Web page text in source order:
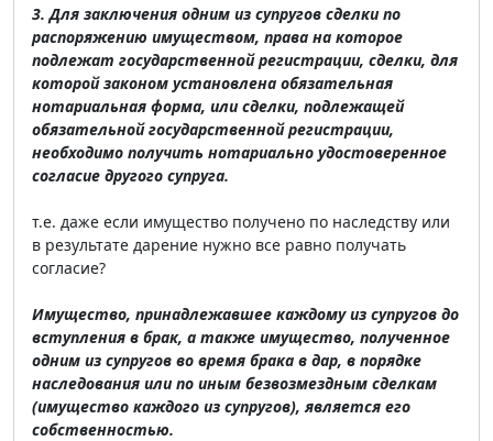
3. Для заключения одним из супругов сделки по
распоряжению имуществом, права на которое
подлежат государственной регистрации, сделки, для
которой законом установлена обязательная
нотариальная форма, или сделки, подлежащей
обязательной государственной регистрации,
необходимо получить нотариально удостоверенное
согласие другого супруга.
т.е. даже если имущество получено по наследству или
в результате дарение нужно все равно получать
согласие?
Имущество, принадлежавшее каждому из супругов до
вступления в брак, а также имущество, полученное
одним из супругов во время брака в дар, в порядке
наследования или по иным безвозмездным сделкам
(имущество каждого из супругов), является его
собственностью.